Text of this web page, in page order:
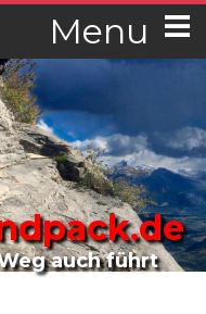
Menu
auch führt